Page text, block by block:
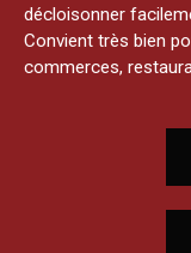
décloisonner
Convient très bien
commerces,